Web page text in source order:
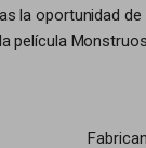
la oportunidad
película